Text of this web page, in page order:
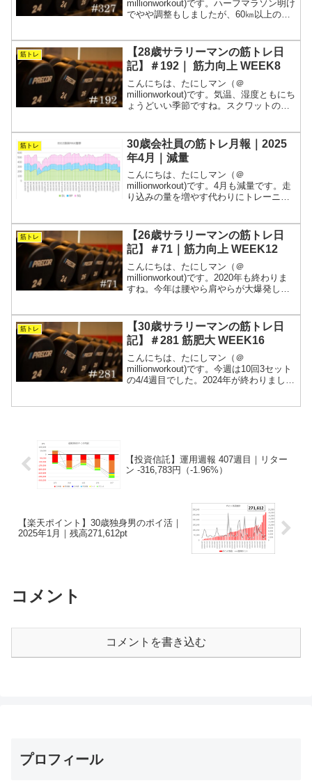
millionworkout)です。ハーフマラソン明け
でやや調整もしましたが、60㎞以上の走
をつけたいです。次は12月にフルマラソ
ンが控えてい...
筋トレ
【28歳サラリーマンの筋トレ日
記】＃192｜ 筋力向上 WEEK8
こんにちは、たにしマン（＠
millionworkout)です。気温、湿度ともにち
ょうどいい季節ですね。スクワットの調
体重が減ってきたので、しっかりご飯を
食べようと思いま...
筋トレ
30歳会社員の筋トレ月報｜2025
年4月｜減量
こんにちは、たにしマン（＠
millionworkout)です。4月も減量です。走
り込みの量を増やす代わりにトレーニン
きます。週5で会社に拘束されるサラリー
マンが、常に“今...
筋トレ
【26歳サラリーマンの筋トレ日
記】＃71｜筋力向上 WEEK12
こんにちは、たにしマン（＠
millionworkout)です。2020年も終わりま
すね。今年は腰やら肩やらが大爆発した
ました。とにかく長期目線を持つこと
と、感情に流され...
筋トレ
【30歳サラリーマンの筋トレ日
記】＃281 筋肥大 WEEK16
こんにちは、たにしマン（＠
millionworkout)です。今週は10回3セット
の4/4週目でした。2024年が終わりまし
【投資信託】運用週報 407週目｜リター
ン -316,783円（-1.96%）
【楽天ポイント】30歳独身男のポイ活｜
2025年1月｜残高271,612pt
コメント
コメントを書き込む
プロフィール